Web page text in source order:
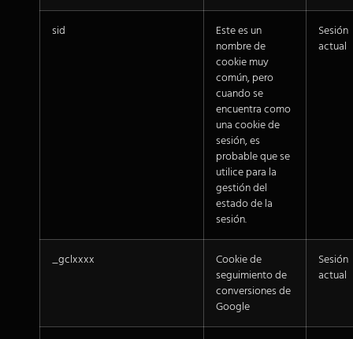
sid
Este es un
nombre de
cookie muy
común, pero
cuando se
encuentra como
una cookie de
sesión, es
probable que se
utilice para la
gestión del
estado de la
sesión.
Sesión
actual
_gclxxxx
Cookie de
seguimiento de
conversiones de
Google
Sesión
actual